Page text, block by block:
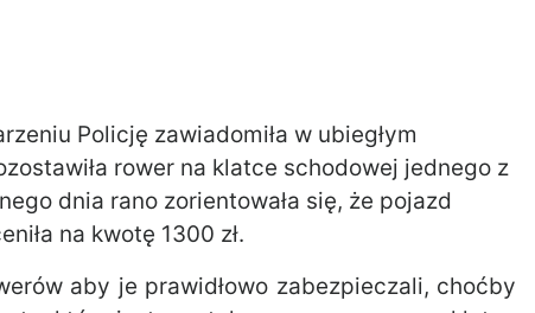
Policję zawiadomiła w ubiegłym
rower na klatce schodowej jednego z
dnia rano zorientowała się, że pojazd
na kwotę 1300 zł.
aby je prawidłowo zabezpieczali, choćby